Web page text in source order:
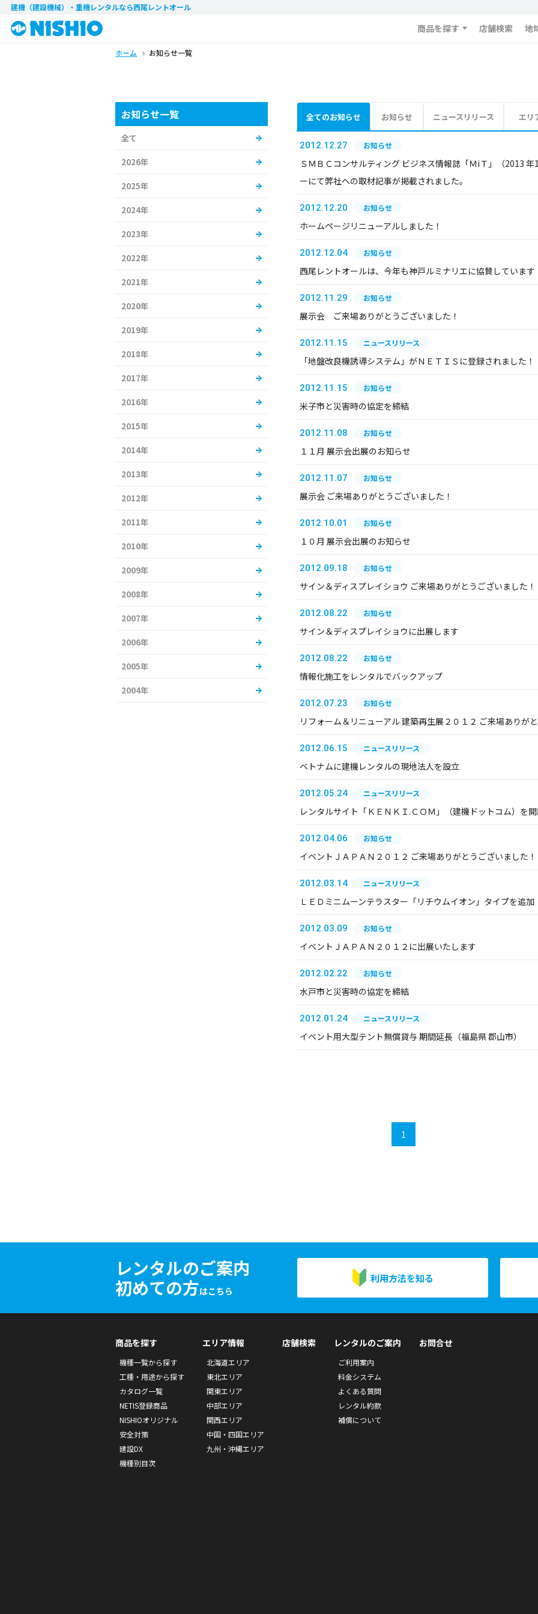
建機（建設機械）・重機レンタルなら西尾レントオール
商品を探す 店舗検索 地
ホーム お知らせ一覧
全てのお知らせ お知らせ ニュースリリース エリ
2012.12.27 お知らせ
ＳＭＢＣコンサルティング ビジネス情報誌「ＭiＴ」（2013
ーにて弊社への取材記事が掲載されました。
2012.12.20 お知らせ
ホームページリニューアルしました！
2012.12.04 お知らせ
西尾レントオールは、今年も神戸ルミナリエに協賛しています
2012.11.29 お知らせ
展示会 ご来場ありがとうございました！
2012.11.15 ニュースリリース
「地盤改良機誘導システム」がＮＥＴＩＳに登録されました！
2012.11.15 お知らせ
米子市と災害時の協定を締結
2012.11.08 お知らせ
１１月 展示会出展のお知らせ
2012.11.07 お知らせ
展示会 ご来場ありがとうございました！
2012.10.01 お知らせ
１０月 展示会出展のお知らせ
2012.09.18 お知らせ
サイン＆ディスプレイショウ ご来場ありがとうございました！
2012.08.22 お知らせ
サイン＆ディスプレイショウに出展します
2012.08.22 お知らせ
情報化施工をレンタルでバックアップ
2012.07.23 お知らせ
リフォーム＆リニューアル 建築再生展２０１２ ご来場ありが
2012.06.15 ニュースリリース
ベトナムに建機レンタルの現地法人を設立
2012.05.24 ニュースリリース
レンタルサイト「ＫＥＮＫＩ.ＣＯＭ」（建機ドットコム）を
2012.04.06 お知らせ
イベントＪＡＰＡＮ２０１２ ご来場ありがとうございました！
2012.03.14 ニュースリリース
ＬＥＤミニムーンテラスター「リチウムイオン」タイプを追加
2012.03.09 お知らせ
イベントＪＡＰＡＮ２０１２に出展いたします
2012.02.22 お知らせ
水戸市と災害時の協定を締結
2012.01.24 ニュースリリース
イベント用大型テント無償貸与 期間延長（福島県 郡山市）
1
お知らせ一覧
全て
2026年
2025年
2024年
2023年
2022年
2021年
2020年
2019年
2018年
2017年
2016年
2015年
2014年
2013年
2012年
2011年
2010年
2009年
2008年
2007年
2006年
2005年
2004年
レンタルのご案内
初めての方はこちら
利用方法を知る
商品を探す
機種一覧から探す
工種・用途から探す
カタログ一覧
NETIS登録商品
NISHIOオリジナル
安全対策
建設DX
機種別目次
エリア情報
北海道エリア
東北エリア
関東エリア
中部エリア
関西エリア
中国・四国エリア
九州・沖縄エリア
店舗検索 レンタルのご案内
ご利用案内
料金システム
よくある質問
レンタル約款
補償について
お問合せ